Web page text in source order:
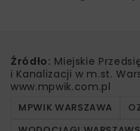
Źródło: Miejskie
i Kanalizacji w m.st.
www.mpwik.com.pl
MPWIK WARSZAWA